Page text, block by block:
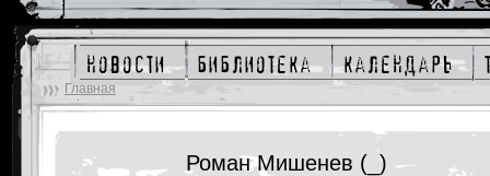
новости библиотека календарь
Главная
Роман Мишенев (_)